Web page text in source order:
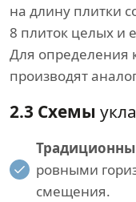
на длину плитки
8 плиток целых и
Для определения
производят
2.3 Схемы
ровными
смещения.